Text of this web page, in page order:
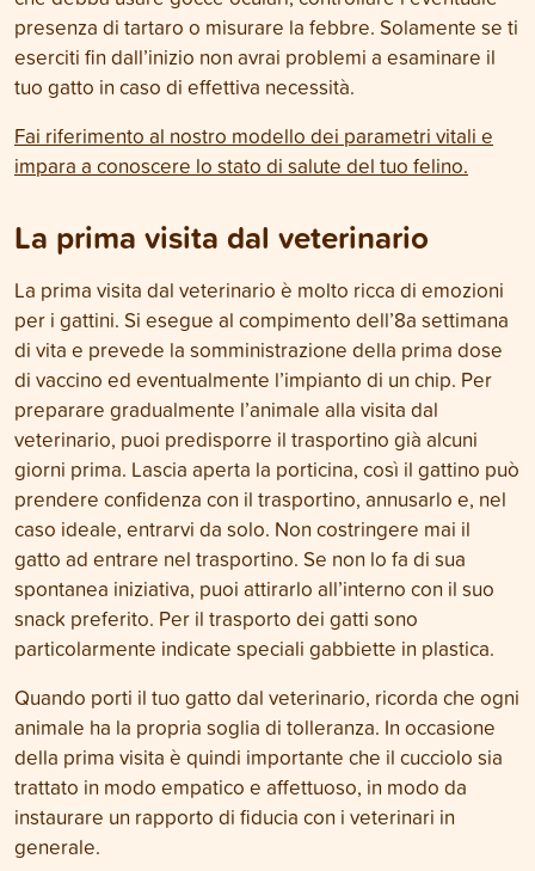
presenza di tartaro o misurare la febbre. Solamente se ti
eserciti fin dall’inizio non avrai problemi a esaminare il
tuo gatto in caso di effettiva necessità.
Fai riferimento al nostro modello dei parametri vitali e
impara a conoscere lo stato di salute del tuo felino.
La prima visita dal veterinario
La prima visita dal veterinario è molto ricca di emozioni
per i gattini. Si esegue al compimento dell’8a settimana
di vita e prevede la somministrazione della prima dose
di vaccino ed eventualmente l’impianto di un chip. Per
preparare gradualmente l’animale alla visita dal
veterinario, puoi predisporre il trasportino già alcuni
giorni prima. Lascia aperta la porticina, così il gattino può
prendere confidenza con il trasportino, annusarlo e, nel
caso ideale, entrarvi da solo. Non costringere mai il
gatto ad entrare nel trasportino. Se non lo fa di sua
spontanea iniziativa, puoi attirarlo all’interno con il suo
snack preferito. Per il trasporto dei gatti sono
particolarmente indicate speciali gabbiette in plastica.
Quando porti il tuo gatto dal veterinario, ricorda che ogni
animale ha la propria soglia di tolleranza. In occasione
della prima visita è quindi importante che il cucciolo sia
trattato in modo empatico e affettuoso, in modo da
instaurare un rapporto di fiducia con i veterinari in
generale.